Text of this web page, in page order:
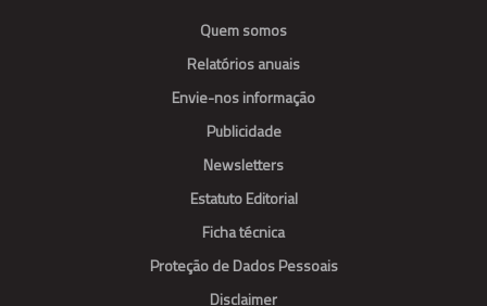
Quem somos
Relatórios anuais
Envie-nos informação
Publicidade
Newsletters
Estatuto Editorial
Ficha técnica
Proteção de Dados Pessoais
Disclaimer